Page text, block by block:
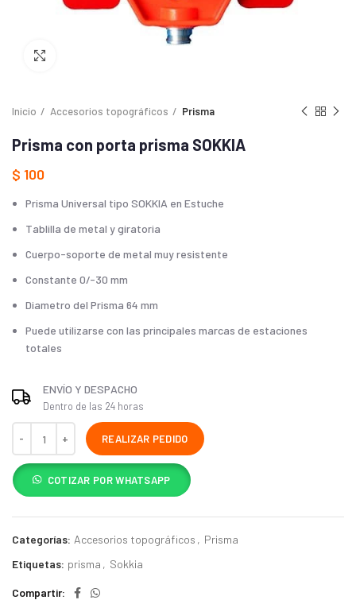
Inicio Accesorios topográficos Prisma
Prisma con porta prisma SOKKIA
$ 100
Prisma Universal tipo SOKKIA en Estuche
Tablilla de metal y giratoria
Cuerpo-soporte de metal muy resistente
Constante 0/-30 mm
Diametro del Prisma 64 mm
Puede utilizarse con las principales marcas de estaciones
totales
ENVÍO Y DESPACHO
Dentro de las 24 horas
REALIZAR PEDIDO
COTIZAR POR WHATSAPP
Categorías: Accesorios topográficos , Prisma
Etiquetas: prisma , Sokkia
Compartir